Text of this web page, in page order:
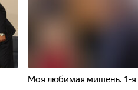
Моя любимая мишень. 1-я